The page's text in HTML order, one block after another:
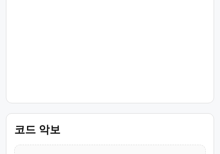
코드 악보